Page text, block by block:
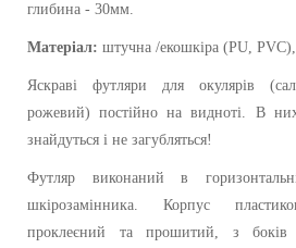
глибина - 30мм.
Матеріал: штучна /екошкіра (PU, PVC),
Яскраві футляри для окулярів (
рожевий) постійно на видноті.
В
знайдуться і не загубляться!
Футляр виконаний в
шкірозамінника. Корпус
проклеєний та прошитий, з боків